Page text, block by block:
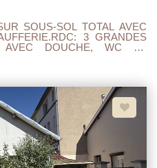
SOUS-SOL TOTAL AVEC
3 GRANDES
DOUCHE, WC ET
AVEC CHAMBRE
AVEC DOUCHE ET WC.
(chaudière 3 ans , poêle à
EST NEUVE AINSI QUE
VITRAGE ALIMINIUM,
COMMERCES ET BUS. RUE
FAMILLE. A VISITER